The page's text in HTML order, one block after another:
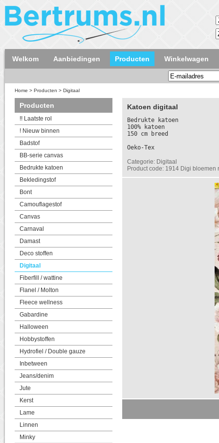
Welkom Aanbiedingen Producten Winkelwagen
Home > Producten > Digitaal
Producten
!! Laatste rol
! Nieuw binnen
Badstof
BB-serie canvas
Bedrukte katoen
Bekledingstof
Bont
Camouflagestof
Canvas
Carnaval
Damast
Deco stoffen
Digitaal
Fiberfill / wattine
Flanel / Molton
Fleece wellness
Gabardine
Halloween
Hobbystoffen
Hydrofiel / Double gauze
Inbetween
Jeans/denim
Jute
Kerst
Lame
Linnen
Minky
Katoen digitaal
Bedrukte katoen
100% katoen
150 cm breed
Oeko-Tex
Categorie: Digitaal
Product code: 1914 Digi bloemen